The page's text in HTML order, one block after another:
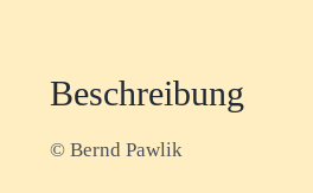
Beschreibung
© Bernd Pawlik